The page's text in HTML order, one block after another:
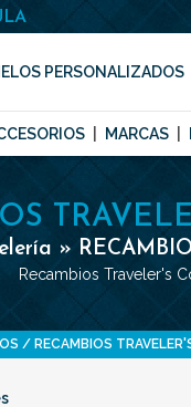
PERSONALIZADOS
MARCAS
»
Recambios Traveler's
RECAMBIOS